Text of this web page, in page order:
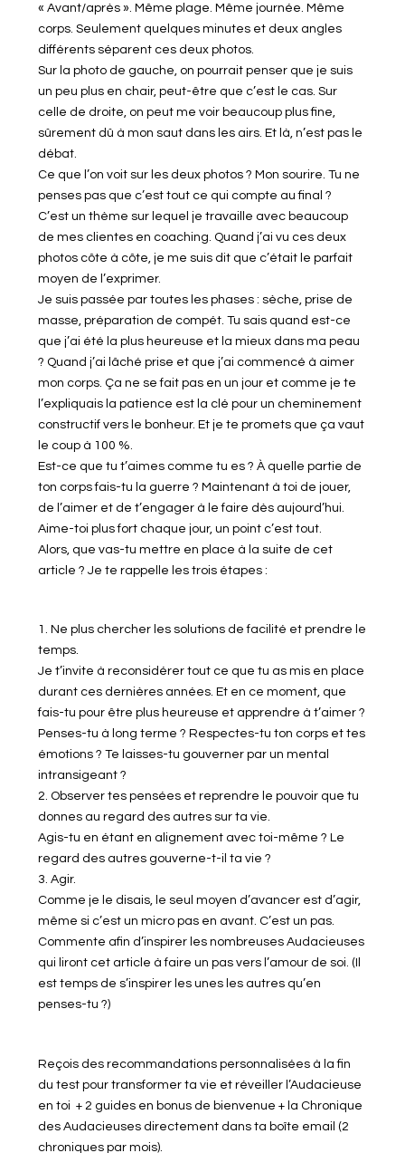
« Avant/après ». Même plage. Même journée. Même
corps. Seulement quelques minutes et deux angles
différents séparent ces deux photos.
Sur la photo de gauche, on pourrait penser que je suis
un peu plus en chair, peut-être que c’est le cas. Sur
celle de droite, on peut me voir beaucoup plus fine,
sûrement dû à mon saut dans les airs. Et là, n’est pas le
débat.
Ce que l’on voit sur les deux photos ? Mon sourire. Tu ne
penses pas que c’est tout ce qui compte au final ?
C’est un thème sur lequel je travaille avec beaucoup
de mes clientes en coaching. Quand j’ai vu ces deux
photos côte à côte, je me suis dit que c’était le parfait
moyen de l’exprimer.
Je suis passée par toutes les phases : sèche, prise de
masse, préparation de compét. Tu sais quand est-ce
que j’ai été la plus heureuse et la mieux dans ma peau
? Quand j’ai lâché prise et que j’ai commencé à aimer
mon corps. Ça ne se fait pas en un jour et comme je te
l’expliquais la patience est la clé pour un cheminement
constructif vers le bonheur. Et je te promets que ça vaut
le coup à 100 %.
Est-ce que tu t’aimes comme tu es ? À quelle partie de
ton corps fais-tu la guerre ? Maintenant à toi de jouer,
de l’aimer et de t’engager à le faire dès aujourd’hui.
Aime-toi plus fort chaque jour, un point c’est tout.
Alors, que vas-tu mettre en place à la suite de cet
article ? Je te rappelle les trois étapes :
1. Ne plus chercher les solutions de facilité et prendre le
temps.
Je t’invite à reconsidérer tout ce que tu as mis en place
durant ces dernières années. Et en ce moment, que
fais-tu pour être plus heureuse et apprendre à t’aimer ?
Penses-tu à long terme ? Respectes-tu ton corps et tes
émotions ? Te laisses-tu gouverner par un mental
intransigeant ?
2. Observer tes pensées et reprendre le pouvoir que tu
donnes au regard des autres sur ta vie.
Agis-tu en étant en alignement avec toi-même ? Le
regard des autres gouverne-t-il ta vie ?
3. Agir.
Comme je le disais, le seul moyen d’avancer est d’agir,
même si c’est un micro pas en avant. C’est un pas.
Commente afin d’inspirer les nombreuses Audacieuses
qui liront cet article à faire un pas vers l’amour de soi. (Il
est temps de s’inspirer les unes les autres qu’en
penses-tu ?)
Reçois des recommandations personnalisées à la fin
du test pour transformer ta vie et réveiller l’Audacieuse
en toi + 2 guides en bonus de bienvenue + la Chronique
des Audacieuses directement dans ta boîte email (2
chroniques par mois).